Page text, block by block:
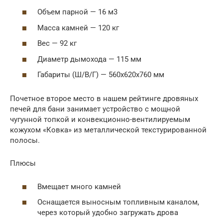
Объем парной — 16 м3
Масса камней — 120 кг
Вес — 92 кг
Диаметр дымохода — 115 мм
Габариты (Ш/В/Г) — 560х620х760 мм
Почетное второе место в нашем рейтинге дровяных
печей для бани занимает устройство с мощной
чугунной топкой и конвекционно-вентилируемым
кожухом «Ковка» из металлической текстурированной
полосы.
Плюсы
Вмещает много камней
Оснащается выносным топливным каналом,
через который удобно загружать дрова